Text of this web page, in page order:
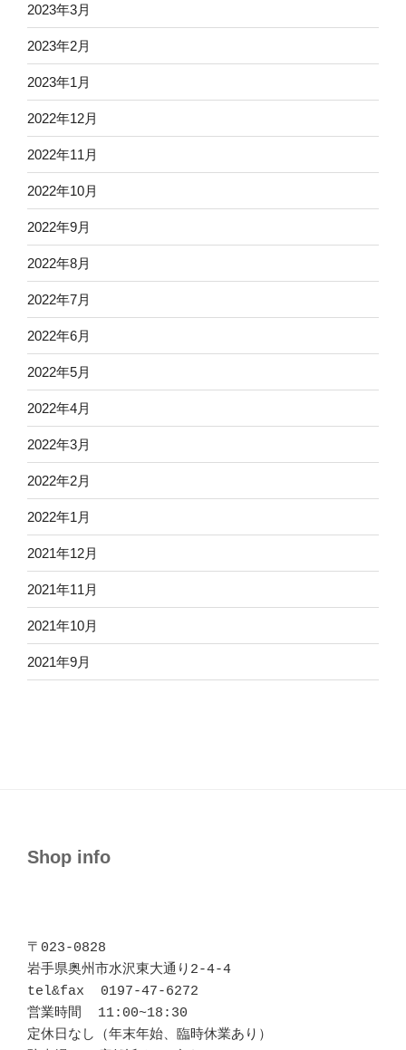
2023年3月
2023年2月
2023年1月
2022年12月
2022年11月
2022年10月
2022年9月
2022年8月
2022年7月
2022年6月
2022年5月
2022年4月
2022年3月
2022年2月
2022年1月
2021年12月
2021年11月
2021年10月
2021年9月
Shop info
〒023-0828
岩手県奥州市水沢東大通り2-4-4
tel&fax  0197-47-6272
営業時間  11:00~18:30
定休日なし（年末年始、臨時休業あり）